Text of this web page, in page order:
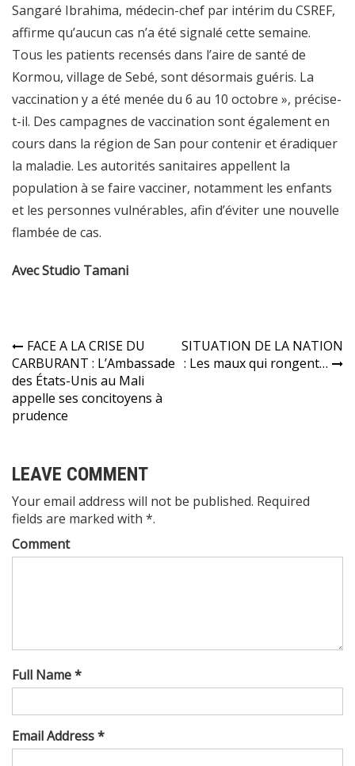
Sangaré Ibrahima, médecin-chef par intérim du CSREF,
affirme qu’aucun cas n’a été signalé cette semaine.
Tous les patients recensés dans l’aire de santé de
Kormou, village de Sebé, sont désormais guéris. La
vaccination y a été menée du 6 au 10 octobre », précise-
t-il. Des campagnes de vaccination sont également en
cours dans la région de San pour contenir et éradiquer
la maladie. Les autorités sanitaires appellent la
population à se faire vacciner, notamment les enfants
et les personnes vulnérables, afin d’éviter une nouvelle
flambée de cas.
Avec Studio Tamani
Navigation
de
l’article
FACE A LA CRISE DU
CARBURANT : L’Ambassade
des États-Unis au Mali
appelle ses concitoyens à
prudence
SITUATION DE LA NATION
: Les maux qui rongent…
LEAVE COMMENT
Your email address will not be published. Required
fields are marked with *.
Comment
Full Name *
Email Address *